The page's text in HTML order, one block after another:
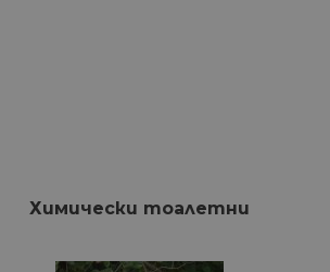
Химически тоалетни